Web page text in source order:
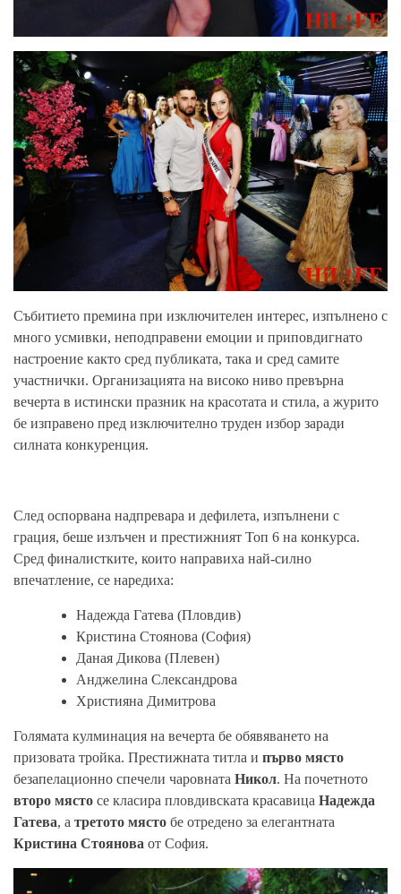
Събитието премина при изключителен интерес, изпълнено с
много усмивки, неподправени емоции и приповдигнато
настроение както сред публиката, така и сред самите
участнички. Организацията на високо ниво превърна
вечерта в истински празник на красотата и стила, а журито
бе изправено пред изключително труден избор заради
силната конкуренция.
След оспорвана надпревара и дефилета, изпълнени с
грация, беше излъчен и престижният Топ 6 на конкурса.
Сред финалистките, които направиха най-силно
впечатление, се наредиха:
Надежда Гатева (Пловдив)
Кристина Стоянова (София)
Даная Дикова (Плевен)
Анджелина Слександрова
Християна Димитрова
Голямата кулминация на вечерта бе обявяването на
призовата тройка. Престижната титла и първо място
безапелационно спечели чаровната Никол. На почетното
второ място се класира пловдивската красавица Надежда
Гатева, а третото място бе отредено за елегантната
Кристина Стоянова от София.